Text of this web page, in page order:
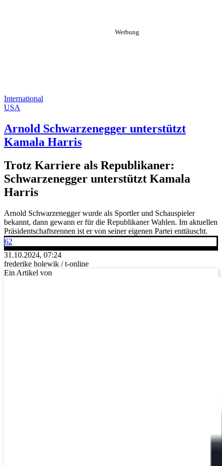
International
USA
Arnold Schwarzenegger unterstützt
Kamala Harris
Trotz Karriere als Republikaner:
Schwarzenegger unterstützt Kamala
Harris
Arnold Schwarzenegger wurde als Sportler und Schauspieler
bekannt, dann gewann er für die Republikaner Wahlen. Im aktuellen
Präsidentschaftsrennen ist er von seiner eigenen Partei enttäuscht.
62
31.10.2024, 07:24
frederike holewik / t-online
Ein Artikel von